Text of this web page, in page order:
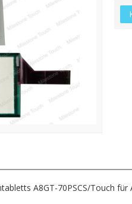
A8GT-70PSCS/Touch für